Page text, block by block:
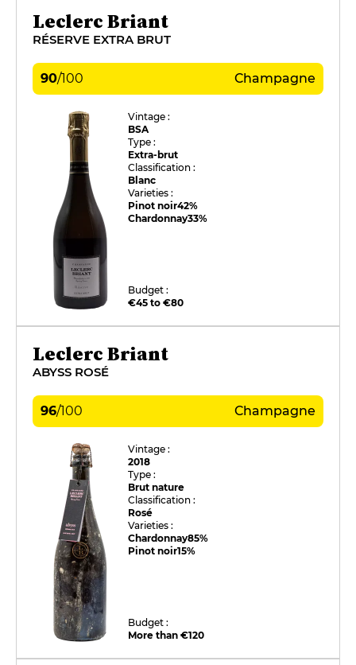
Leclerc Briant
RÉSERVE EXTRA BRUT
90/100 Champagne
Vintage :
BSA
Type :
Extra-brut
Classification :
Blanc
Varieties :
Pinot noir42%
Chardonnay33%
Budget :
€45 to €80
Leclerc Briant
ABYSS ROSÉ
96/100 Champagne
Vintage :
2018
Type :
Brut nature
Classification :
Rosé
Varieties :
Chardonnay85%
Pinot noir15%
Budget :
More than €120